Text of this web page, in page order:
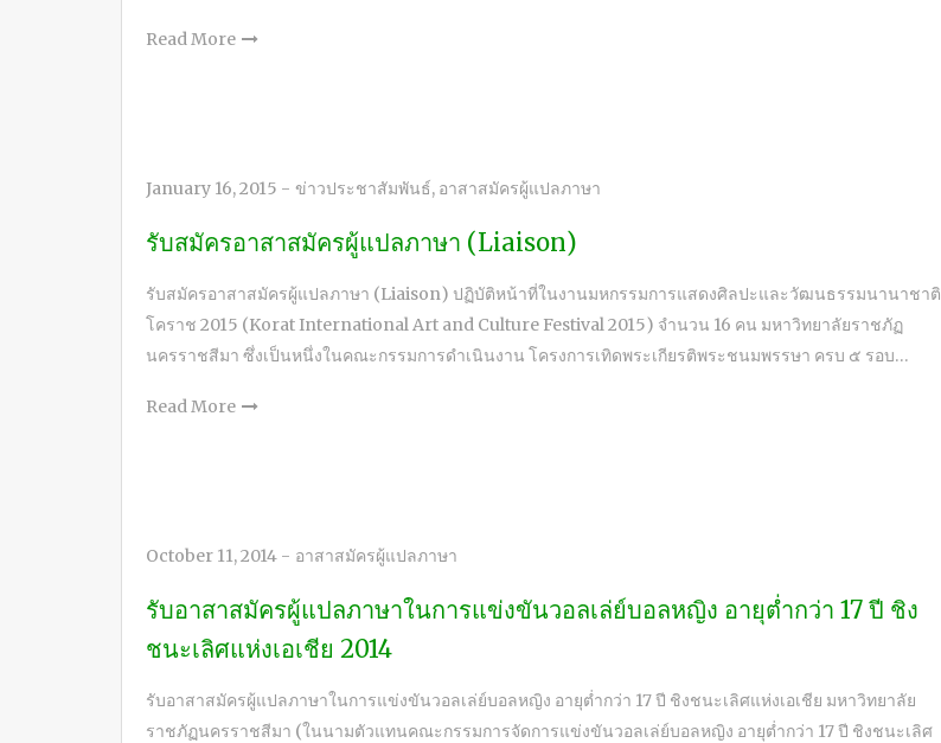
Read More
January 16, 2015 - ข่าวประชาสัมพันธ์, อาสาสมัครผู้แปลภาษา
รับสมัครอาสาสมัครผู้แปลภาษา (Liaison)
รับสมัครอาสาสมัครผู้แปลภาษา (Liaison) ปฏิบัติหน้าที่ในงานมหกรรมการแสดงศิลปะและวัฒนธรรมนานาชาติ
โคราช 2015 (Korat International Art and Culture Festival 2015) จำนวน 16 คน มหาวิทยาลัยราชภัฏ
นครราชสีมา ซึ่งเป็นหนึ่งในคณะกรรมการดำเนินงาน โครงการเทิดพระเกียรติพระชนมพรรษา ครบ ๕ รอบ…
Read More
October 11, 2014 - อาสาสมัครผู้แปลภาษา
รับอาสาสมัครผู้แปลภาษาในการแข่งขันวอลเล่ย์บอลหญิง อายุต่ำกว่า 17 ปี ชิง
ชนะเลิศแห่งเอเชีย 2014
รับอาสาสมัครผู้แปลภาษาในการแข่งขันวอลเล่ย์บอลหญิง อายุต่ำกว่า 17 ปี ชิงชนะเลิศแห่งเอเชีย มหาวิทยาลัย
ราชภัฏนครราชสีมา (ในนามตัวแทนคณะกรรมการจัดการแข่งขันวอลเล่ย์บอลหญิง อายุต่ำกว่า 17 ปี ชิงชนะเลิศ